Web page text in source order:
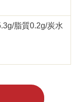
脂質0.2g/炭水